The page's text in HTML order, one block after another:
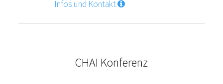
Infos und Kontakt
CHAI Konferenz